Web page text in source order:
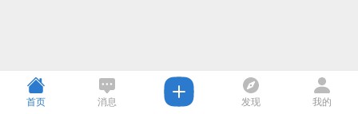
首页 消息 发现 我的